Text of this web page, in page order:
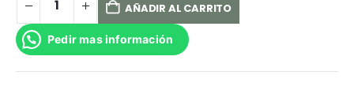
AÑADIR AL CARRITO
Pedir mas información